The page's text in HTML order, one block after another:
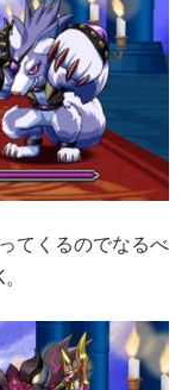
てくるのでなるべ